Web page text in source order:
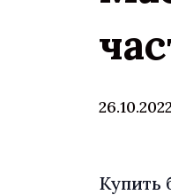
Купить